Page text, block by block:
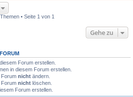
• Seite 1 von 1
Gehe zu
Forum erstellen.
in diesem Forum erstellen.
Forum nicht ändern.
Forum nicht löschen.
Forum erstellen.